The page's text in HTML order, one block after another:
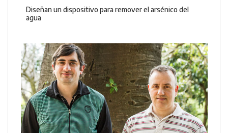
Diseñan un dispositivo para remover el arsénico del
agua